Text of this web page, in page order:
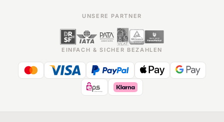
UNSERE PARTNER
EINFACH & SICHER BEZAHLEN